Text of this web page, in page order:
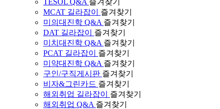
MCAT 길라잡이
즐겨찾기
미의대진학 Q&A 즐겨찾기
DAT 길라잡이
즐겨찾기
미치대진학 Q&A 즐겨찾기
PCAT 길라잡이
즐겨찾기
미약대진학 Q&A 즐겨찾기
구인/구직게시판 즐겨찾기
비자&그린카드 즐겨찾기
해외취업 길라잡이
즐겨찾기
해외취업 Q&A 즐겨찾기